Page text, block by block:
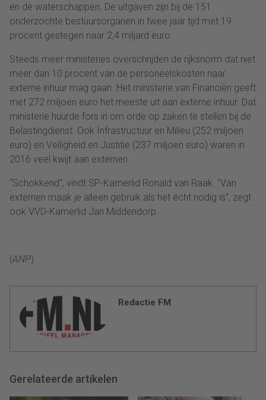
en de waterschappen. De uitgaven zijn bij de 151
onderzochte bestuursorganen in twee jaar tijd met 19
procent gestegen naar 2,4 miljard euro.
Steeds meer ministeries overschrijden de rijksnorm dat niet
meer dan 10 procent van de personeelskosten naar
externe inhuur mag gaan. Het ministerie van Financiën geeft
met 272 miljoen euro het meeste uit aan externe inhuur. Dat
ministerie huurde fors in om orde op zaken te stellen bij de
Belastingdienst. Ook Infrastructuur en Milieu (252 miljoen
euro) en Veiligheid en Justitie (237 miljoen euro) waren in
2016 veel kwijt aan externen.
“Schokkend'', vindt SP-Kamerlid Ronald van Raak. “Van
externen maak je alleen gebruik als het écht nodig is'', zegt
ook VVD-Kamerlid Jan Middendorp.
(ANP)
Redactie FM
Gerelateerde artikelen